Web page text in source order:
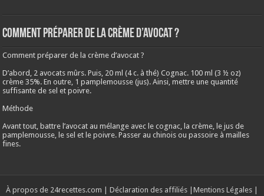
Comment préparer de la crème d’avocat ?
Comment préparer de la crème d’avocat ?
D’abord, 2 avocats mûrs. Puis, 20 ml (4 c. à thé) Cognac. 100 ml (3 ½ oz)
crème 35%. En outre, 1 pamplemousse (jus). Ainsi, mettre une quantité
suffisante de sel et poivre.
Méthode
Avant tout, battre l’avocat au mélange avec le cognac, la crème, le jus de
pamplemousse, le sel et le poivre. Passer au chinois ou passoire à mailles
fines.
À propos de 24recettes.com | Déclaration des affiliés | Mentions Légales |